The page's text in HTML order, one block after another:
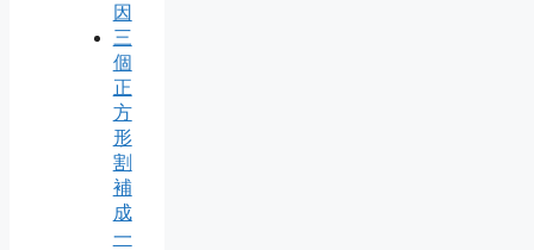
因
三
個
正
方
形
割
補
成
一